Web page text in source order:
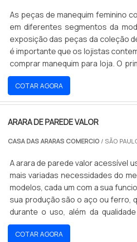
As peças de manequim feminino
em diferentes segmentos da
exposição das peças da coleção
é importante que os lojistas
comprar manequim para loja. O
responsável pela comercialização
a necessidade das lojas vai muito
COTAR AGORA
ARARA DE PAREDE VALOR
CASA DAS ARARAS COMERCIO/ SÃO
A arara de parede valor acessível
mais variadas necessidades do
modelos, cada um com a sua
sua produção são o aço ou ferro,
durante o uso, além da
durabilidade. A capacidade de
variar em números distantes, em
COTAR AGORA